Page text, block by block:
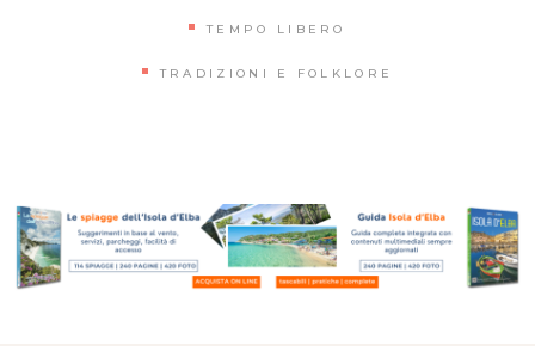
TEMPO LIBERO
TRADIZIONI E FOLKLORE